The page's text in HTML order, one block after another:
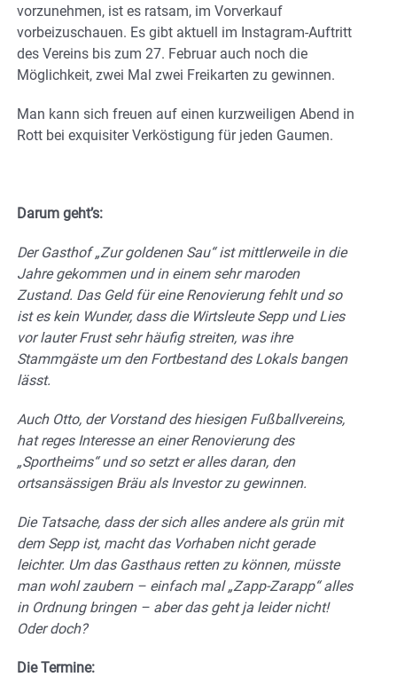
vorzunehmen, ist es ratsam, im Vorverkauf
vorbeizuschauen. Es gibt aktuell im Instagram-Auftritt
des Vereins bis zum 27. Februar auch noch die
Möglichkeit, zwei Mal zwei Freikarten zu gewinnen.
Man kann sich freuen auf einen kurzweiligen Abend in
Rott bei exquisiter Verköstigung für jeden Gaumen.
Darum geht’s:
Der Gasthof „Zur goldenen Sau“ ist mittlerweile in die
Jahre gekommen und in einem sehr maroden
Zustand. Das Geld für eine Renovierung fehlt und so
ist es kein Wunder, dass die Wirtsleute Sepp und Lies
vor lauter Frust sehr häufig streiten, was ihre
Stammgäste um den Fortbestand des Lokals bangen
lässt.
Auch Otto, der Vorstand des hiesigen Fußballvereins,
hat reges Interesse an einer Renovierung des
„Sportheims“ und so setzt er alles daran, den
ortsansässigen Bräu als Investor zu gewinnen.
Die Tatsache, dass der sich alles andere als grün mit
dem Sepp ist, macht das Vorhaben nicht gerade
leichter. Um das Gasthaus retten zu können, müsste
man wohl zaubern – einfach mal „Zapp-Zarapp“ alles
in Ordnung bringen – aber das geht ja leider nicht!
Oder doch?
Die Termine: